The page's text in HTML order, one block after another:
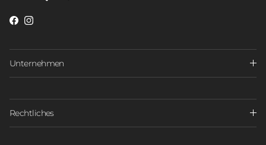
Unternehmen
Rechtliches